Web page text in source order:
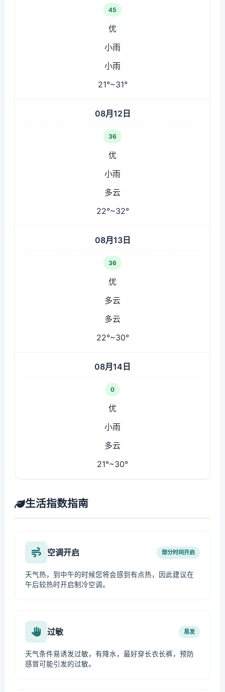
45
优
小雨
小雨
21°~31°
08月12日
36
优
小雨
多云
22°~32°
08月13日
36
优
多云
多云
22°~30°
08月14日
0
优
小雨
多云
21°~30°
生活指数指南
空调开启 部分时间开启
天气热，到中午的时候您将会感到有点热，因此建议在
午后较热时开启制冷空调。
过敏 易发
天气条件易诱发过敏，有降水，最好穿长衣长裤，预防
感冒可能引发的过敏。